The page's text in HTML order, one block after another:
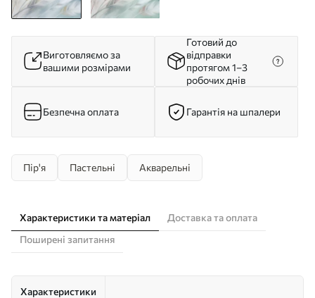
Виготовляємо за
вашими розмірами
Готовий до
відправки
протягом 1–3
робочих днів
Безпечна оплата Гарантія на шпалери
Пір'я Пастельні Акварельні
Характеристики та матеріал
Доставка та оплата
Поширені запитання
Характеристики